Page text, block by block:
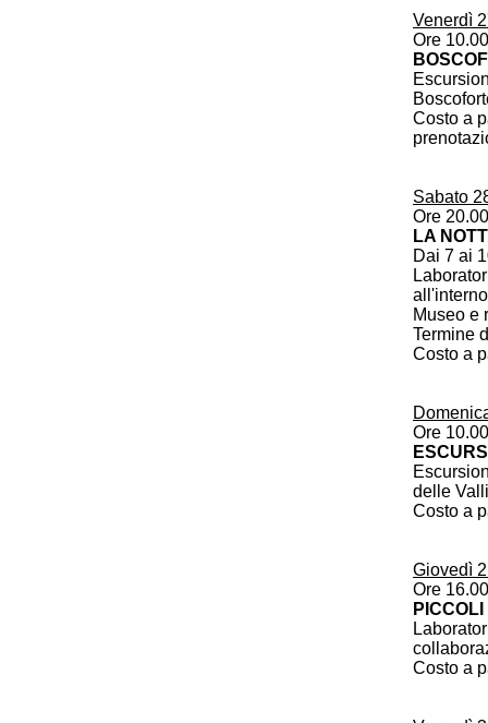
Venerdì
Ore 10.00
Costo a
Sabato
Ore 20.00
LA
Dai 7 ai
Museo e
Termine
Costo a
Ore 10.00
delle Valli
Costo a
Giovedì
Ore 16.00
Costo a